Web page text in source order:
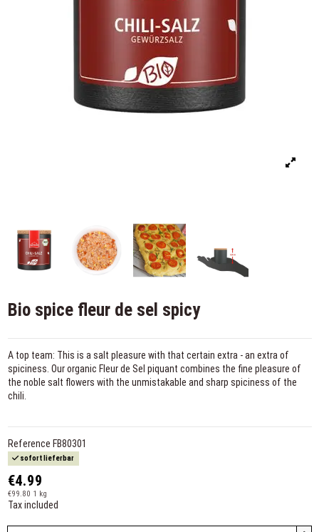
Bio spice fleur de sel spicy
A top team: This is a salt pleasure with that certain extra - an extra of
spiciness. Our organic Fleur de Sel piquant combines the fine pleasure of
the noble salt flowers with the unmistakable and sharp spiciness of the
chili.
Reference FB80301
sofort lieferbar
€4.99
€99.80 1 kg
Tax included